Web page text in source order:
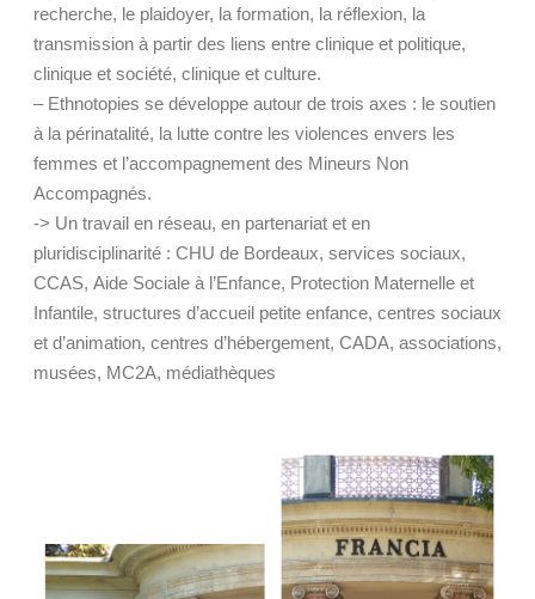
recherche, le plaidoyer, la formation, la réflexion, la
transmission à partir des liens entre clinique et politique,
clinique et société, clinique et culture.
– Ethnotopies se développe autour de trois axes : le soutien
à la périnatalité, la lutte contre les violences envers les
femmes et l’accompagnement des Mineurs Non
Accompagnés.
-> Un travail en réseau, en partenariat et en
pluridisciplinarité : CHU de Bordeaux, services sociaux,
CCAS, Aide Sociale à l’Enfance, Protection Maternelle et
Infantile, structures d’accueil petite enfance, centres sociaux
et d’animation, centres d’hébergement, CADA, associations,
musées, MC2A, médiathèques